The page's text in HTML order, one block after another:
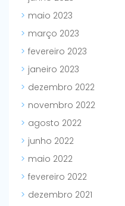
maio 2023
março 2023
fevereiro 2023
janeiro 2023
dezembro 2022
novembro 2022
agosto 2022
junho 2022
maio 2022
fevereiro 2022
dezembro 2021